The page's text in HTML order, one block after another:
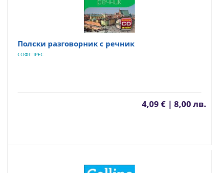
Полски разговорник с речник
СОФТПРЕС
4,09 € | 8,00 лв.